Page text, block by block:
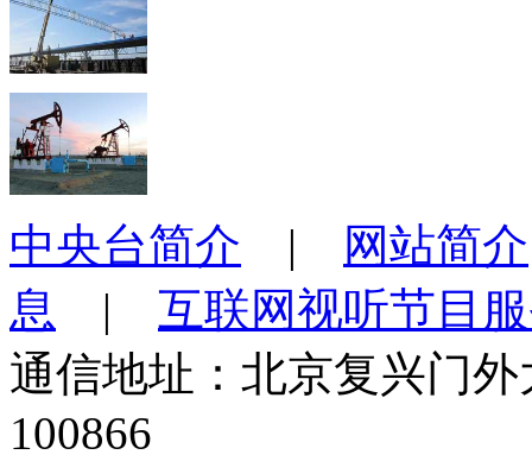
中央台简介 | 网站简介
息 | 互联网视听节目
通信地址：北京复兴门
100866